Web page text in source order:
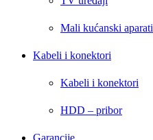
Mali kućanski aparati
Kabeli i konektori
Kabeli i konektori
HDD – pribor
Garancije